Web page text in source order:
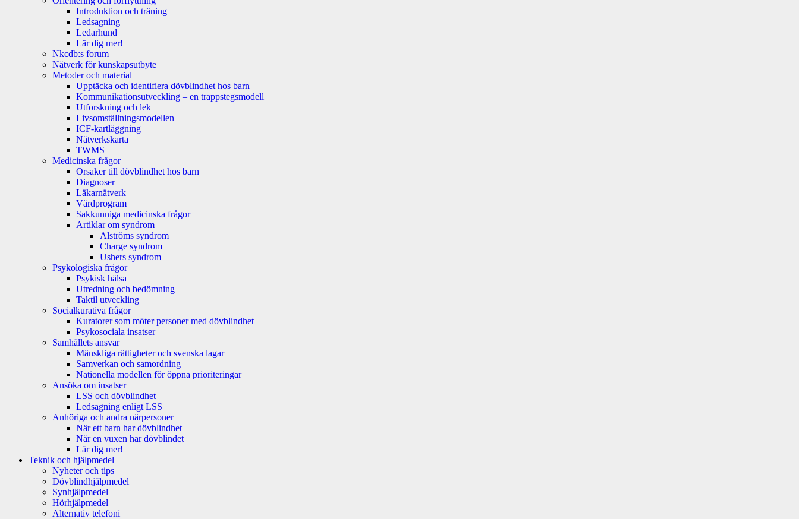
Introduktion och träning
Ledsagning
Ledarhund
Lär dig mer!
Nkcdb:s forum
Nätverk för kunskapsutbyte
Metoder och material
Upptäcka och identifiera dövblindhet hos barn
Kommunikationsutveckling – en trappstegsmodell
Utforskning och lek
Livsomställningsmodellen
ICF-kartläggning
Nätverkskarta
TWMS
Medicinska frågor
Orsaker till dövblindhet hos barn
Diagnoser
Läkarnätverk
Vårdprogram
Sakkunniga medicinska frågor
Artiklar om syndrom
Alströms syndrom
Charge syndrom
Ushers syndrom
Psykologiska frågor
Psykisk hälsa
Utredning och bedömning
Taktil utveckling
Socialkurativa frågor
Kuratorer som möter personer med dövblindhet
Psykosociala insatser
Samhällets ansvar
Mänskliga rättigheter och svenska lagar
Samverkan och samordning
Nationella modellen för öppna prioriteringar
Ansöka om insatser
LSS och dövblindhet
Ledsagning enligt LSS
Anhöriga och andra närpersoner
När ett barn har dövblindhet
När en vuxen har dövblindet
Lär dig mer!
Teknik och hjälpmedel
Nyheter och tips
Dövblindhjälpmedel
Synhjälpmedel
Hörhjälpmedel
Alternativ telefoni